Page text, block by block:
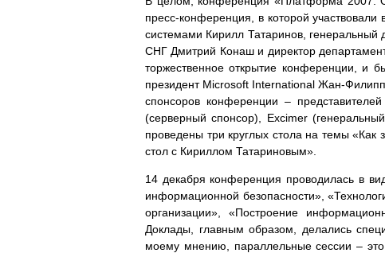
пресс-конференция, в которой
системами Кирилл Татаринов, генеральный
СНГ Дмитрий Конаш и директор
торжественное открытие конференции, и
президент Microsoft International Жан-
спонсоров конференции –
(серверный спонсор), Excimer
проведены три круглых стола на темы «Как
стол с Кириллом Татариновым».
14 декабря конференция проводилась в
информационной безопасности»,
организации», «Построение
Доклады, главным образом, делались
моему мнению, параллельные сессии –